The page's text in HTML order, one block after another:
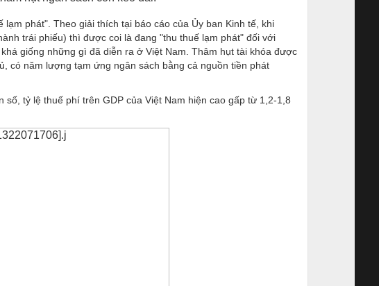
lạm phát" . Theo giải thích tại báo cáo của Ủy ban Kinh tế, khi
trái phiếu) thì được coi là đang "thu thuế lạm phát" đối với
giống những gì đã diễn ra ở Việt Nam. Thâm hụt tài khóa được
có năm lượng tạm ứng ngân sách bằng cả nguồn tiền phát
tỷ lệ thuế phí trên GDP của Việt Nam hiện cao gấp từ 1,2-1,8